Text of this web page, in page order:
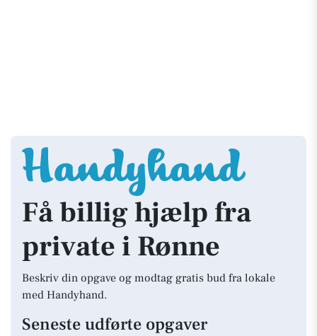
Få billig hjælp fra
private i Rønne
Beskriv din opgave og modtag gratis bud fra lokale
med Handyhand.
Seneste udførte opgaver